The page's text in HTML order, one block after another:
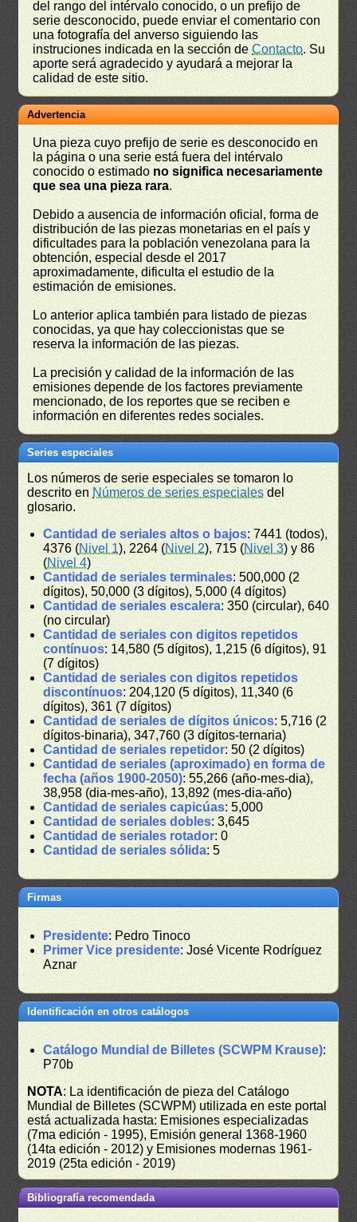
del rango del intérvalo conocido, o un prefijo de
serie desconocido, puede enviar el comentario con
una fotografía del anverso siguiendo las
instruciones indicada en la sección deContacto. Su
aporte será agradecido y ayudará a mejorar la
calidad de este sitio.
Advertencia
Una pieza cuyo prefijo de serie es desconocido en
la página o una serie está fuera del intérvalo
conocido o estimado no significa necesariamente
que sea una pieza rara.
Debido a ausencia de información oficial, forma de
distribución de las piezas monetarias en el país y
dificultades para la población venezolana para la
obtención, especial desde el 2017
aproximadamente, dificulta el estudio de la
estimación de emisiones.
Lo anterior aplica también para listado de piezas
conocidas, ya que hay coleccionistas que se
reserva la información de las piezas.
La precisión y calidad de la información de las
emisiones depende de los factores previamente
mencionado, de los reportes que se reciben e
información en diferentes redes sociales.
Series especiales
Los números de serie especiales se tomaron lo
descrito en Números de series especiales del
glosario.
Cantidad de seriales altos o bajos: 7441 (todos),
4376 (Nivel 1), 2264 (Nivel 2), 715 (Nivel 3) y 86
(Nivel 4)
Cantidad de seriales terminales: 500,000 (2
dígitos), 50,000 (3 dígitos), 5,000 (4 dígitos)
Cantidad de seriales escalera: 350 (circular), 640
(no circular)
Cantidad de seriales con digitos repetidos
contínuos: 14,580 (5 dígitos), 1,215 (6 dígitos), 91
(7 dígitos)
Cantidad de seriales con digitos repetidos
discontínuos: 204,120 (5 dígitos), 11,340 (6
dígitos), 361 (7 dígitos)
Cantidad de seriales de dígitos únicos: 5,716 (2
dígitos-binaria), 347,760 (3 dígitos-ternaria)
Cantidad de seriales repetidor: 50 (2 dígitos)
Cantidad de seriales (aproximado) en forma de
fecha (años 1900-2050): 55,266 (año-mes-dia),
38,958 (dia-mes-año), 13,892 (mes-dia-año)
Cantidad de seriales capicúas: 5,000
Cantidad de seriales dobles: 3,645
Cantidad de seriales rotador: 0
Cantidad de seriales sólida: 5
Firmas
Presidente: Pedro Tinoco
Primer Vice presidente: José Vicente Rodríguez
Aznar
Identificación en otros catálogos
Catálogo Mundial de Billetes (SCWPM Krause):
P70b
NOTA: La identificación de pieza del Catálogo
Mundial de Billetes (SCWPM) utilizada en este portal
está actualizada hasta: Emisiones especializadas
(7ma edición - 1995), Emisión general 1368-1960
(14ta edición - 2012) y Emisiones modernas 1961-
2019 (25ta edición - 2019)
Bibliografía recomendada